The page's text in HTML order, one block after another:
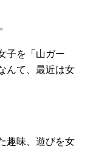
子を「山ガー
んて、最近は女
趣味、遊びを女